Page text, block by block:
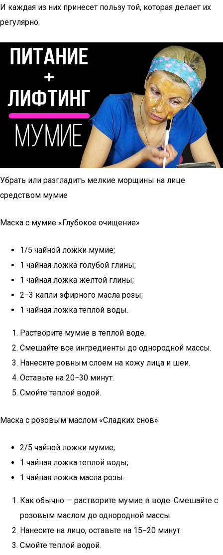
И каждая из них принесет пользу той, которая делает их
регулярно.
Убрать или разгладить мелкие морщины на лице
средством мумие
Маска с мумие «Глубокое очищение»
1/5 чайной ложки мумие;
1 чайная ложка голубой глины;
1 чайная ложка желтой глины;
2−3 капли эфирного масла розы;
1 чайная ложка теплой воды.
Растворите мумие в теплой воде.
Смешайте все ингредиенты до однородной массы.
Нанесите ровным слоем на кожу лица и шеи.
Оставьте на 20−30 минут.
Смойте теплой водой.
Маска с розовым маслом «Сладких снов»
2/5 чайной ложки мумие;
1 чайная ложка теплой воды;
1 чайная ложка масла розы.
Как обычно — растворите мумие в воде. Смешайте с
розовым маслом до однородной массы.
Нанесите на лицо, оставьте на 15−20 минут.
Смойте теплой водой.